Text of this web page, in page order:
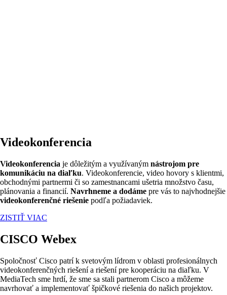
Videokonferencia
Videokonferencia je dôležitým a využívaným nástrojom pre
komunikáciu na diaľku. Videokonferencie, video hovory s klientmi,
obchodnými partnermi či so zamestnancami ušetria množstvo času,
plánovania a financií. Navrhneme a dodáme pre vás to najvhodnejšie
videokonferenčné riešenie podľa požiadaviek.
ZISTIŤ VIAC
CISCO Webex
Spoločnosť Cisco patrí k svetovým lídrom v oblasti profesionálnych
videokonferenčných riešení a riešení pre kooperáciu na diaľku. V
MediaTech sme hrdí, že sme sa stali partnerom Cisco a môžeme
navrhovať a implementovať špičkové riešenia do našich projektov.